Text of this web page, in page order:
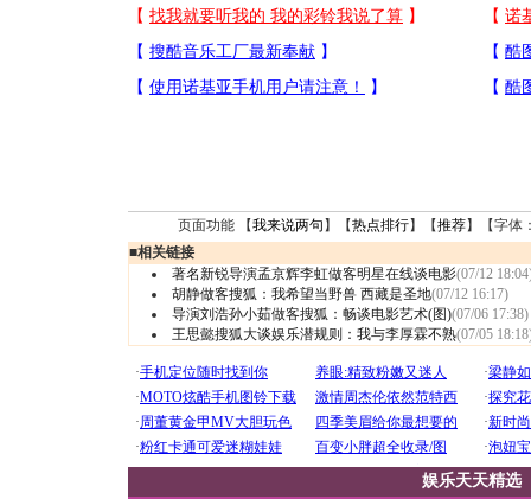
页面功能 【我来说两句 】【热点排行】【推荐】【字体
■相关链接
著名新锐导演孟京辉李虹做客明星在线谈电影(07/12
胡静做客搜狐：我希望当野兽 西藏是圣地(07/12 16:17)
导演刘浩孙小茹做客搜狐：畅谈电影艺术(图)(07/06 17:38)
王思懿搜狐大谈娱乐潜规则：我与李厚霖不熟(07/05
娱乐天天精选